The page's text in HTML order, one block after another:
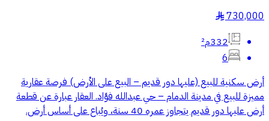
730,000
§
332م²
6
أرض سكنية للبيع (عليها دور قديم – البيع على الأرض) فرصة عقارية
مميزة للبيع في مدينة الدمام – حي عبدالله فؤاد. العقار عبارة عن قطعة
أرض عليها دور قديم يتجاوز عمره 40 سنة، ويُباع على أساس أرض.